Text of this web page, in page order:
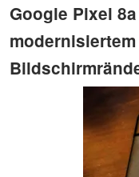
Google Pixel